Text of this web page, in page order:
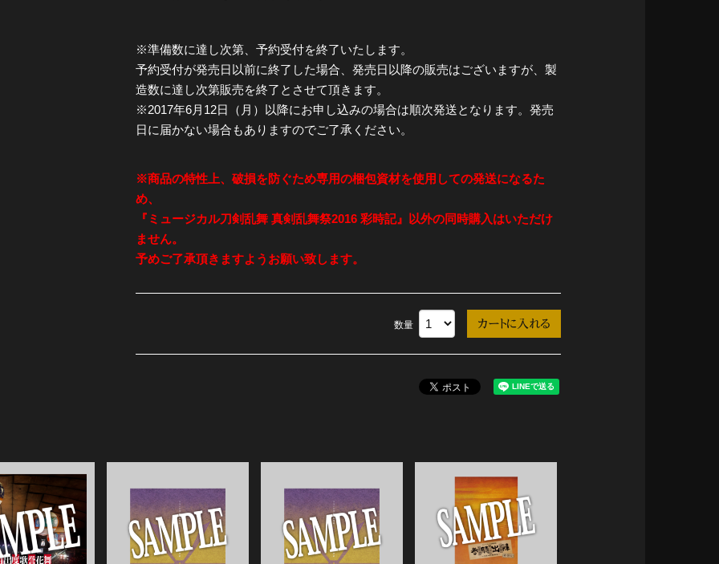
※準備数に達し次第、予約受付を終了いたします。
予約受付が発売日以前に終了した場合、発売日以降の販売はございますが、製
造数に達し次第販売を終了とさせて頂きます。
※2017年6月12日（月）以降にお申し込みの場合は順次発送となります。発売
日に届かない場合もありますのでご了承ください。
※商品の特性上、破損を防ぐため専用の梱包資材を使用しての発送になるた
め、
『ミュージカル刀剣乱舞 真剣乱舞祭2016 彩時記』以外の同時購入はいただけ
ません。
予めご了承頂きますようお願い致します。
数量